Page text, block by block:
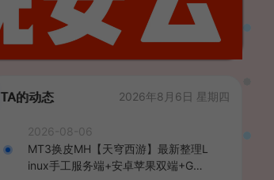
TA的动态 2026年8月6日 星期四
2026-08-06
MT3换皮MH【天穹西游】最新整理L
inux手工服务端+安卓苹果双端+GM